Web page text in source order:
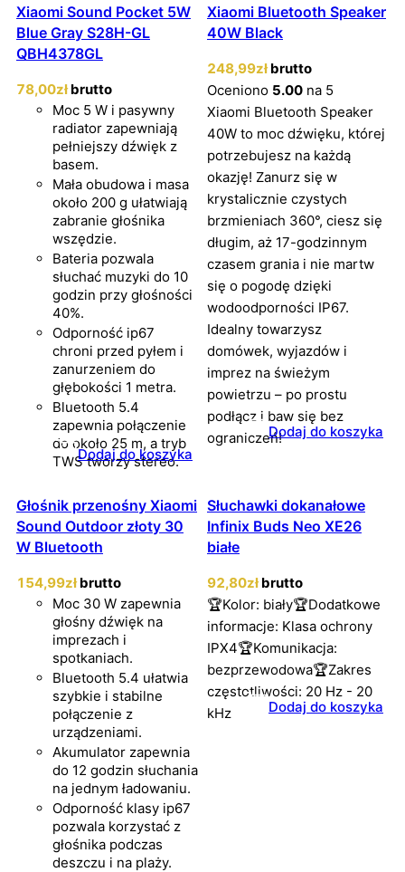
Xiaomi Sound Pocket 5W
Blue Gray S28H-GL
QBH4378GL
78,00zł brutto
Moc 5 W i pasywny
radiator zapewniają
pełniejszy dźwięk z
basem.
Mała obudowa i masa
około 200 g ułatwiają
zabranie głośnika
wszędzie.
Bateria pozwala
słuchać muzyki do 10
godzin przy głośności
40%.
Odporność ip67
chroni przed pyłem i
zanurzeniem do
głębokości 1 metra.
Bluetooth 5.4
zapewnia połączenie
do około 25 m, a tryb
TWS tworzy stereo.
Dodaj do koszyka
Xiaomi Bluetooth Speaker
40W Black
248,99zł brutto
Oceniono 5.00 na 5
Xiaomi Bluetooth Speaker
40W to moc dźwięku, której
potrzebujesz na każdą
okazję! Zanurz się w
krystalicznie czystych
brzmieniach 360°, ciesz się
długim, aż 17-godzinnym
czasem grania i nie martw
się o pogodę dzięki
wodoodporności IP67.
Idealny towarzysz
domówek, wyjazdów i
imprez na świeżym
powietrzu – po prostu
podłącz i baw się bez
ograniczeń!Dodaj do koszyka
Głośnik przenośny Xiaomi
Sound Outdoor złoty 30
W Bluetooth
154,99zł brutto
Moc 30 W zapewnia
głośny dźwięk na
imprezach i
spotkaniach.
Bluetooth 5.4 ułatwia
szybkie i stabilne
połączenie z
urządzeniami.
Akumulator zapewnia
do 12 godzin słuchania
na jednym ładowaniu.
Odporność klasy ip67
pozwala korzystać z
głośnika podczas
deszczu i na plaży.
Słuchawki dokanałowe
Infinix Buds Neo XE26
białe
92,80zł brutto
🏆Kolor: biały🏆Dodatkowe
informacje: Klasa ochrony
IPX4🏆Komunikacja:
bezprzewodowa🏆Zakres
częstotliwości: 20 Hz - 20
kHz
Dodaj do koszyka